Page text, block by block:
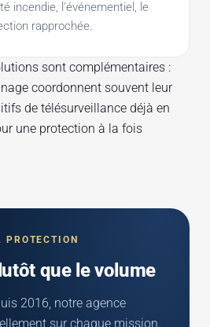
incendie, l'événementiel, le
rapprochée.
sont complémentaires :
coordonnent souvent leur
de télésurveillance déjà en
une protection à la fois
PROTECTION
que le volume
2016, notre agence
sur chaque mission.